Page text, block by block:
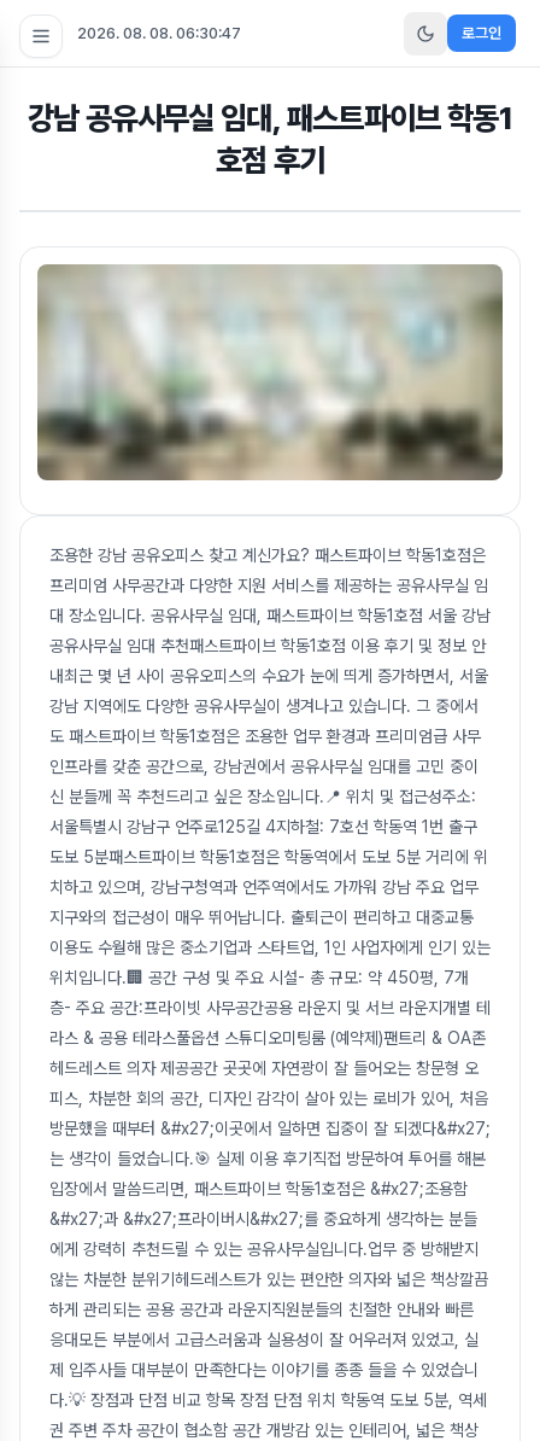
2026. 08. 08. 06:30:48 로그인
강남 공유사무실 임대, 패스트파이브 학동1
호점 후기
조용한 강남 공유오피스 찾고 계신가요? 패스트파이브 학동1호점은
프리미엄 사무공간과 다양한 지원 서비스를 제공하는 공유사무실 임
대 장소입니다. 공유사무실 임대, 패스트파이브 학동1호점 서울 강남
공유사무실 임대 추천패스트파이브 학동1호점 이용 후기 및 정보 안
내최근 몇 년 사이 공유오피스의 수요가 눈에 띄게 증가하면서, 서울
강남 지역에도 다양한 공유사무실이 생겨나고 있습니다. 그 중에서
도 패스트파이브 학동1호점은 조용한 업무 환경과 프리미엄급 사무
인프라를 갖춘 공간으로, 강남권에서 공유사무실 임대를 고민 중이
신 분들께 꼭 추천드리고 싶은 장소입니다.📍 위치 및 접근성주소:
서울특별시 강남구 언주로125길 4지하철: 7호선 학동역 1번 출구
도보 5분패스트파이브 학동1호점은 학동역에서 도보 5분 거리에 위
치하고 있으며, 강남구청역과 언주역에서도 가까워 강남 주요 업무
지구와의 접근성이 매우 뛰어납니다. 출퇴근이 편리하고 대중교통
이용도 수월해 많은 중소기업과 스타트업, 1인 사업자에게 인기 있는
위치입니다.🏢 공간 구성 및 주요 시설- 총 규모: 약 450평, 7개
층- 주요 공간:프라이빗 사무공간공용 라운지 및 서브 라운지개별 테
라스 & 공용 테라스풀옵션 스튜디오미팅룸 (예약제)팬트리 & OA존
헤드레스트 의자 제공공간 곳곳에 자연광이 잘 들어오는 창문형 오
피스, 차분한 회의 공간, 디자인 감각이 살아 있는 로비가 있어, 처음
방문했을 때부터 &#x27;이곳에서 일하면 집중이 잘 되겠다&#x27;
는 생각이 들었습니다.🎯 실제 이용 후기직접 방문하여 투어를 해본
입장에서 말씀드리면, 패스트파이브 학동1호점은 &#x27;조용함
&#x27;과 &#x27;프라이버시&#x27;를 중요하게 생각하는 분들
에게 강력히 추천드릴 수 있는 공유사무실입니다.업무 중 방해받지
않는 차분한 분위기헤드레스트가 있는 편안한 의자와 넓은 책상깔끔
하게 관리되는 공용 공간과 라운지직원분들의 친절한 안내와 빠른
응대모든 부분에서 고급스러움과 실용성이 잘 어우러져 있었고, 실
제 입주사들 대부분이 만족한다는 이야기를 종종 들을 수 있었습니
다.💡 장점과 단점 비교 항목 장점 단점 위치 학동역 도보 5분, 역세
권 주변 주차 공간이 협소함 공간 개방감 있는 인테리어, 넓은 책상